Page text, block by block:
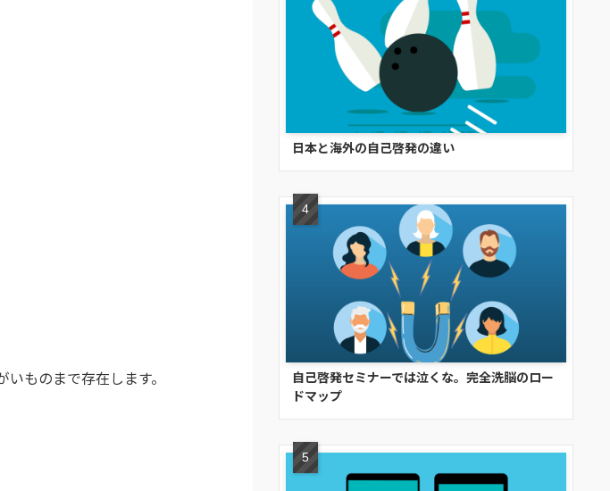
ものまで存在します。
日本と海外の自己啓発の違い
自己啓発セミナーでは泣くな。完全洗脳のロー
ドマップ